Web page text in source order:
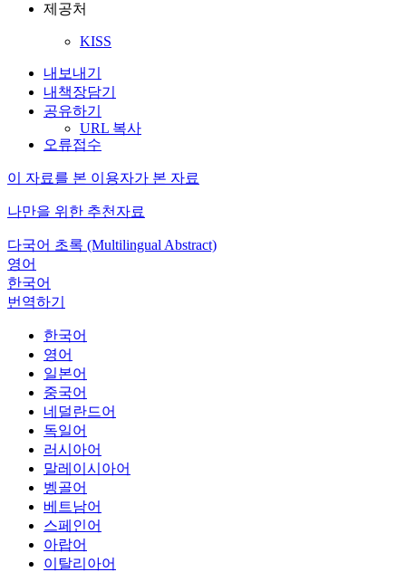
제공처
KISS
내보내기
내책장담기
공유하기
URL 복사
오류접수
이 자료를 본 이용자가 본 자료
나만을 위한 추천자료
다국어 초록 (Multilingual Abstract)
영어
한국어
번역하기
한국어
영어
일본어
중국어
네덜란드어
독일어
러시아어
말레이시아어
벵골어
베트남어
스페인어
아랍어
이탈리아어